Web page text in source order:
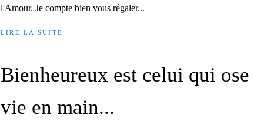
l'Amour. Je compte bien vous régaler...
LIRE LA SUITE
Bienheureux est celui qui ose
vie en main...